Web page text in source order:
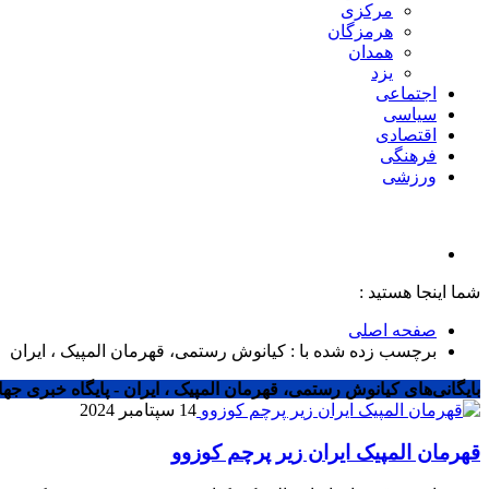
مرکزی
هرمزگان
همدان
یزد
اجتماعی
سیاسی
اقتصادی
فرهنگی
ورزشی
شما اینجا هستید :
صفحه اصلی
برچسب زده شده با : کیانوش رستمی، قهرمان المپیک ، ایران
بایگانی‌های کیانوش رستمی، قهرمان المپیک ، ایران - پایگاه خبری
14 سپتامبر 2024
قهرمان المپیک ایران زیر پرچم کوزوو